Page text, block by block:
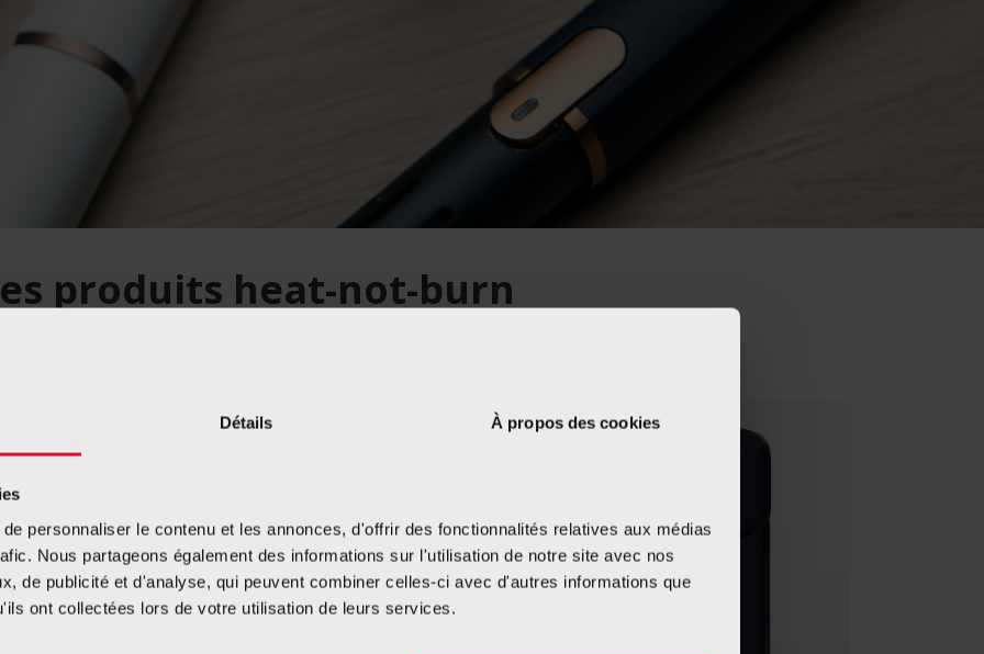
Détails À propos des cookies
personnaliser le contenu et les annonces, d'offrir des fonctionnalités relatives aux médias
Nous partageons également des informations sur l'utilisation de notre site avec nos
de publicité et d'analyse, qui peuvent combiner celles-ci avec d'autres informations que
ont collectées lors de votre utilisation de leurs services.
produits heat-not-burn
à des
dernières, les
pour la cigarette
chauffé, d’où le
moins de